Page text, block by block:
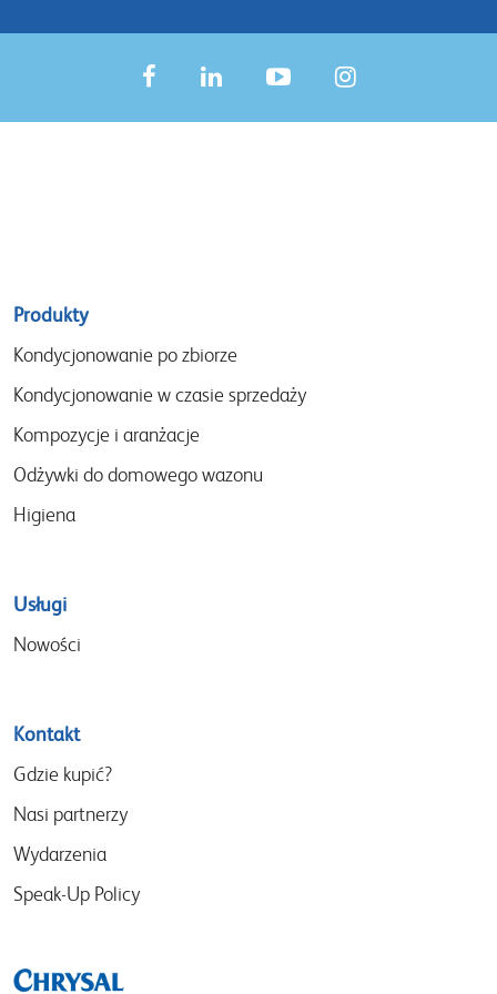
Sitemap
menu
Produkty
Kondycjonowanie po zbiorze
Kondycjonowanie w czasie sprzedaży
Kompozycje i aranżacje
Odżywki do domowego wazonu
Higiena
Usługi
Nowości
Kontakt
Gdzie kupić?
Nasi partnerzy
Wydarzenia
Speak-Up Policy